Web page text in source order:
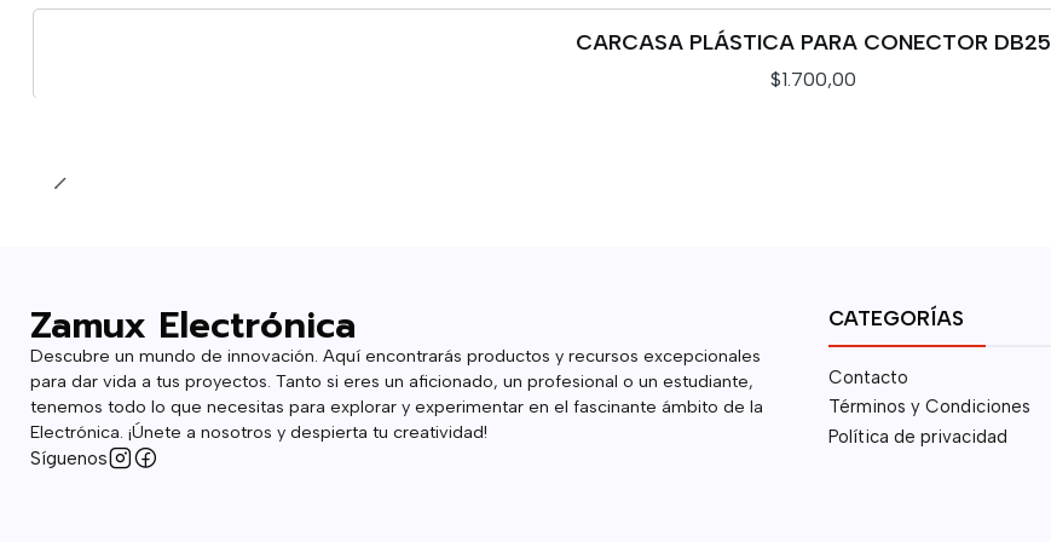
CARCASA PLÁSTICA PARA CONECTOR DB25
$1.700,00
Zamux Electrónica
Descubre un mundo de innovación. Aquí encontrarás productos y recursos excepcionales
para dar vida a tus proyectos. Tanto si eres un aficionado, un profesional o un estudiante,
tenemos todo lo que necesitas para explorar y experimentar en el fascinante ámbito de la
Electrónica. ¡Únete a nosotros y despierta tu creatividad!
Síguenos
CATEGORÍAS
Contacto
Términos y Condiciones
Política de privacidad